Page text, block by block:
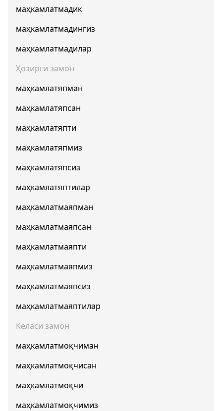
маҳкамлатмадик
маҳкамлатмадингиз
маҳкамлатмадилар
Ҳозирги замон
маҳкамлатяпман
маҳкамлатяпсан
маҳкамлатяпти
маҳкамлатяпмиз
маҳкамлатяпсиз
маҳкамлатяптилар
маҳкамлатмаяпман
маҳкамлатмаяпсан
маҳкамлатмаяпти
маҳкамлатмаяпмиз
маҳкамлатмаяпсиз
маҳкамлатмаяптилар
Келаси замон
маҳкамлатмоқчиман
маҳкамлатмоқчисан
маҳкамлатмоқчи
маҳкамлатмоқчимиз